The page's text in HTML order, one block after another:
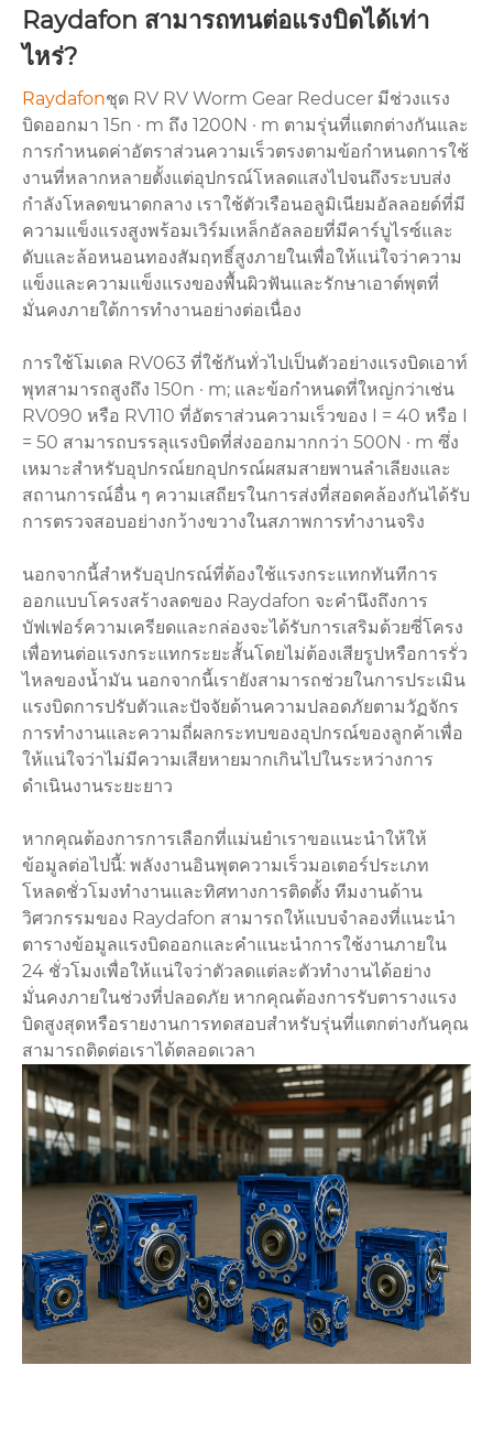
Raydafon สามารถทนต่อแรงบิดได้เท่า
ไหร่?
Raydafonชุด RV RV Worm Gear Reducer มีช่วงแรง
บิดออกมา 15n · m ถึง 1200N · m ตามรุ่นที่แตกต่างกันและ
การกำหนดค่าอัตราส่วนความเร็วตรงตามข้อกำหนดการใช้
งานที่หลากหลายตั้งแต่อุปกรณ์โหลดแสงไปจนถึงระบบส่ง
กำลังโหลดขนาดกลาง เราใช้ตัวเรือนอลูมิเนียมอัลลอยด์ที่มี
ความแข็งแรงสูงพร้อมเวิร์มเหล็กอัลลอยที่มีคาร์บูไรซ์และ
ดับและล้อหนอนทองสัมฤทธิ์สูงภายในเพื่อให้แน่ใจว่าความ
แข็งและความแข็งแรงของพื้นผิวฟันและรักษาเอาต์พุตที่
มั่นคงภายใต้การทำงานอย่างต่อเนื่อง
การใช้โมเดล RV063 ที่ใช้กันทั่วไปเป็นตัวอย่างแรงบิดเอาท์
พุทสามารถสูงถึง 150n · m; และข้อกำหนดที่ใหญ่กว่าเช่น
RV090 หรือ RV110 ที่อัตราส่วนความเร็วของ I = 40 หรือ I
= 50 สามารถบรรลุแรงบิดที่ส่งออกมากกว่า 500N · m ซึ่ง
เหมาะสำหรับอุปกรณ์ยกอุปกรณ์ผสมสายพานลำเลียงและ
สถานการณ์อื่น ๆ ความเสถียรในการส่งที่สอดคล้องกันได้รับ
การตรวจสอบอย่างกว้างขวางในสภาพการทำงานจริง
นอกจากนี้สำหรับอุปกรณ์ที่ต้องใช้แรงกระแทกทันทีการ
ออกแบบโครงสร้างลดของ Raydafon จะคำนึงถึงการ
บัฟเฟอร์ความเครียดและกล่องจะได้รับการเสริมด้วยซี่โครง
เพื่อทนต่อแรงกระแทกระยะสั้นโดยไม่ต้องเสียรูปหรือการรั่ว
ไหลของน้ำมัน นอกจากนี้เรายังสามารถช่วยในการประเมิน
แรงบิดการปรับตัวและปัจจัยด้านความปลอดภัยตามวัฏจักร
การทำงานและความถี่ผลกระทบของอุปกรณ์ของลูกค้าเพื่อ
ให้แน่ใจว่าไม่มีความเสียหายมากเกินไปในระหว่างการ
ดำเนินงานระยะยาว
หากคุณต้องการการเลือกที่แม่นยำเราขอแนะนำให้ให้
ข้อมูลต่อไปนี้: พลังงานอินพุตความเร็วมอเตอร์ประเภท
โหลดชั่วโมงทำงานและทิศทางการติดตั้ง ทีมงานด้าน
วิศวกรรมของ Raydafon สามารถให้แบบจำลองที่แนะนำ
ตารางข้อมูลแรงบิดออกและคำแนะนำการใช้งานภายใน
24 ชั่วโมงเพื่อให้แน่ใจว่าตัวลดแต่ละตัวทำงานได้อย่าง
มั่นคงภายในช่วงที่ปลอดภัย หากคุณต้องการรับตารางแรง
บิดสูงสุดหรือรายงานการทดสอบสำหรับรุ่นที่แตกต่างกันคุณ
สามารถติดต่อเราได้ตลอดเวลา